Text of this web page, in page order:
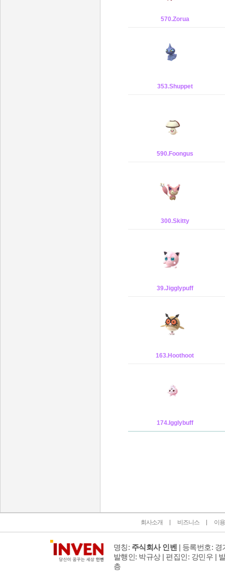
570.Zorua
353.Shuppet
590.Foongus
300.Skitty
39.Jigglypuff
163.Hoothoot
174.Igglybuff
회사소개 비즈니스 이
명칭: 주식회사 인벤 | 등록번호: 경
발행인: 박규상 | 편집인: 강민우 |
층